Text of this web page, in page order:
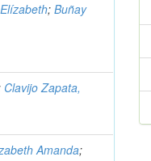
;Buñay
Clavijo Zapata,
Amanda;